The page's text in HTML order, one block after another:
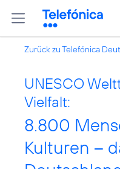
Zurück zu Telefónica
UNESCO
Vielfalt:
8.800
Kulturen –